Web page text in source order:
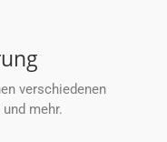
verschiedenen
mehr.